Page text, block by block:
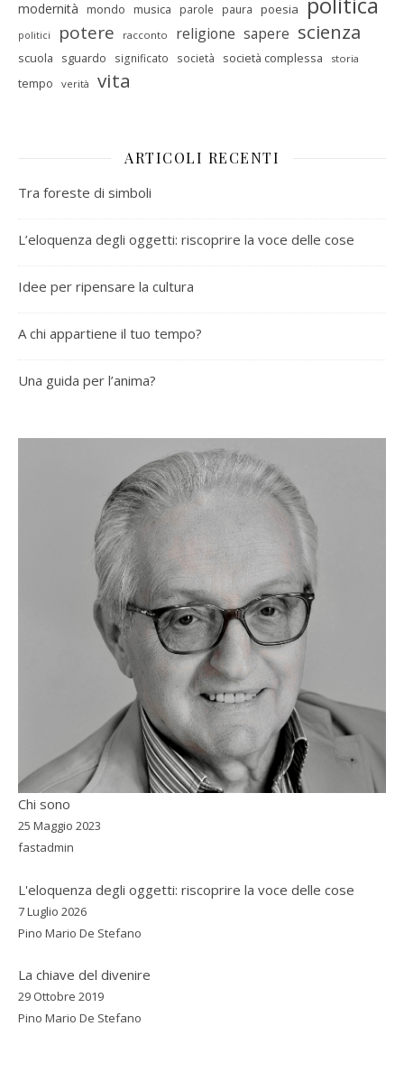
modernità mondo musica parole paura poesia
politici potere racconto religione sapere scienza
scuola sguardo significato società società complessa storia
tempo verità vita
ARTICOLI RECENTI
Tra foreste di simboli
L’eloquenza degli oggetti: riscoprire la voce delle cose
Idee per ripensare la cultura
A chi appartiene il tuo tempo?
Una guida per l’anima?
Chi sono
25 Maggio 2023
fastadmin
L'eloquenza degli oggetti: riscoprire la voce delle cose
7 Luglio 2026
Pino Mario De Stefano
La chiave del divenire
29 Ottobre 2019
Pino Mario De Stefano